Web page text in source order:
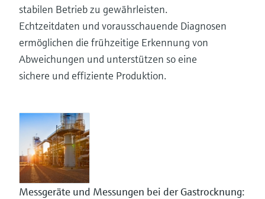
stabilen Betrieb zu gewährleisten.
Echtzeitdaten und vorausschauende Diagnosen
ermöglichen die frühzeitige Erkennung von
Abweichungen und unterstützen so eine
sichere und effiziente Produktion.
Messgeräte und Messungen bei der Gastrocknung: